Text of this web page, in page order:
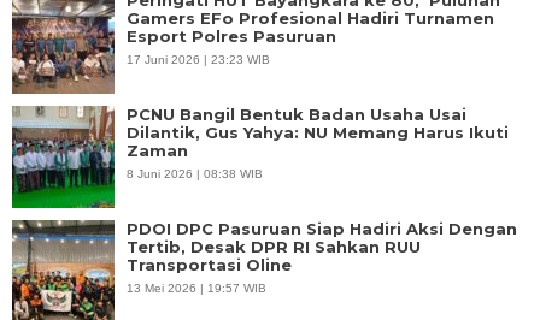
Gamers EFo Profesional Hadiri Turnamen
Esport Polres Pasuruan
17 Juni 2026 | 23:23 WIB
PCNU Bangil Bentuk Badan Usaha Usai
Dilantik, Gus Yahya: NU Memang Harus Ikuti
Zaman
8 Juni 2026 | 08:38 WIB
PDOI DPC Pasuruan Siap Hadiri Aksi Dengan
Tertib, Desak DPR RI Sahkan RUU
Transportasi Oline
13 Mei 2026 | 19:57 WIB